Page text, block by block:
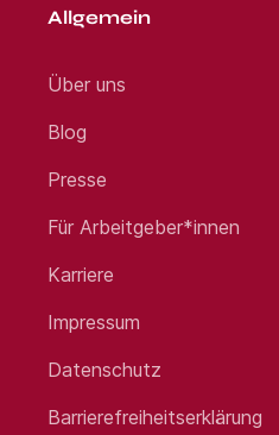
Allgemein
Über uns
Blog
Presse
Für Arbeitgeber*innen
Karriere
Impressum
Datenschutz
Barrierefreiheitserklärung